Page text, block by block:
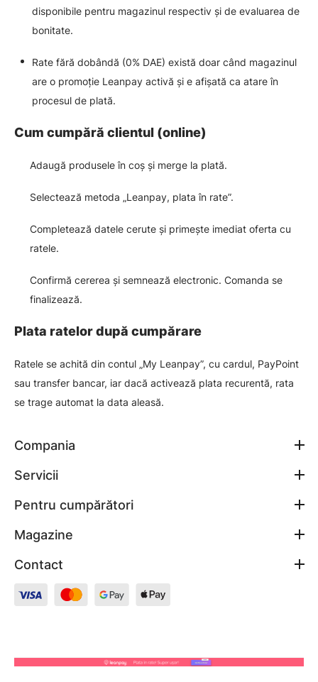
disponibile pentru magazinul respectiv și de evaluarea de
bonitate.
Rate fără dobândă (0% DAE) există doar când magazinul
are o promoție Leanpay activă și e afișată ca atare în
procesul de plată.
Cum cumpără clientul (online)
Adaugă produsele în coș și merge la plată.
Selectează metoda „Leanpay, plata în rate”.
Completează datele cerute și primește imediat oferta cu
ratele.
Confirmă cererea și semnează electronic. Comanda se
finalizează.
Plata ratelor după cumpărare
Ratele se achită din contul „My Leanpay”, cu cardul, PayPoint
sau transfer bancar, iar dacă activează plata recurentă, rata
se trage automat la data aleasă.
Compania
Servicii
Pentru cumpărători
Magazine
Contact